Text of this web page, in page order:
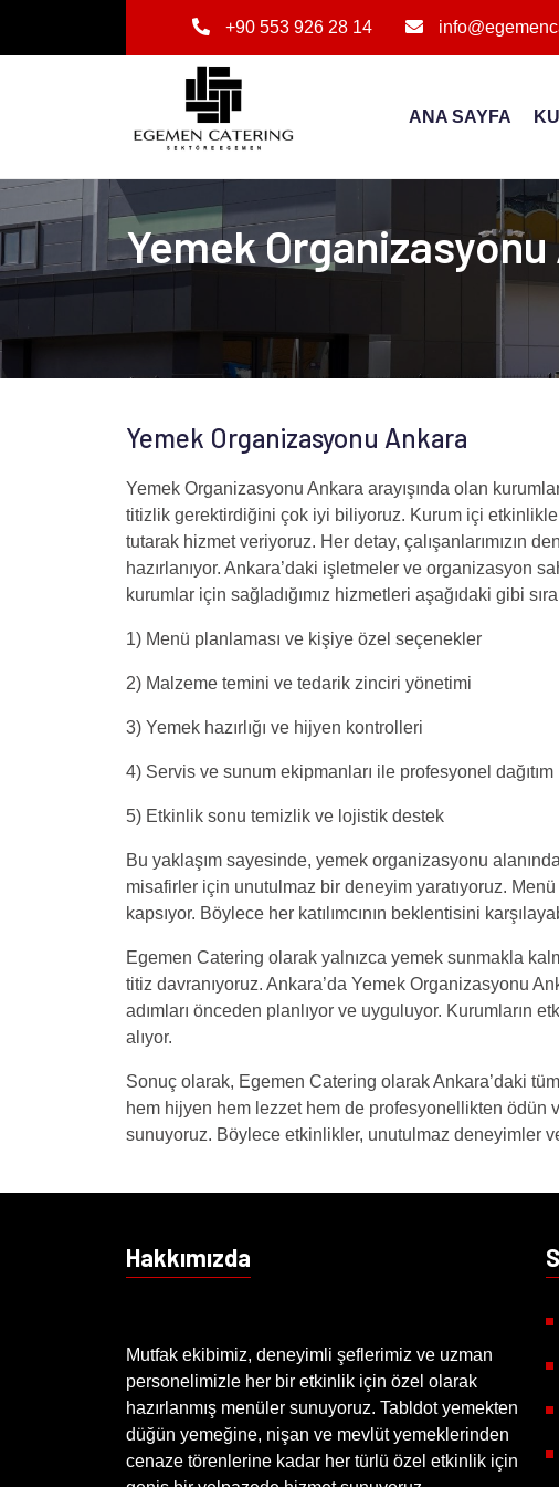
+90 553 926 28 14
ANA SAYFA
Yemek
Yemek Organizasyonu Ankara
Yemek Organizasyonu Ankara arayışında olan
titizlik gerektirdiğini çok iyi biliyoruz. Kurum içi
tutarak hizmet veriyoruz. Her detay, çalışanlarımızın
hazırlanıyor. Ankara’daki işletmeler ve organizasyon
kurumlar için sağladığımız hizmetleri aşağıdaki gibi
1) Menü planlaması ve kişiye özel seçenekler
2) Malzeme temini ve tedarik zinciri yönetimi
3) Yemek hazırlığı ve hijyen kontrolleri
4) Servis ve sunum ekipmanları ile profesyonel dağıtım
5) Etkinlik sonu temizlik ve lojistik destek
Bu yaklaşım sayesinde, yemek organizasyonu
misafirler için unutulmaz bir deneyim yaratıyoruz.
kapsıyor. Böylece her katılımcının beklentisini
Egemen Catering olarak yalnızca yemek sunmakla
titiz davranıyoruz. Ankara’da Yemek Organizasyonu
adımları önceden planlıyor ve uyguluyor. Kurumların
alıyor.
Sonuç olarak, Egemen Catering olarak Ankara’daki
hem hijyen hem lezzet hem de profesyonellikten ödün
sunuyoruz. Böylece etkinlikler, unutulmaz deneyimler
Hakkımızda
Mutfak ekibimiz, deneyimli şeflerimiz ve uzman
personelimizle her bir etkinlik için özel olarak
hazırlanmış menüler sunuyoruz. Tabldot yemekten
düğün yemeğine, nişan ve mevlüt yemeklerinden
cenaze törenlerine kadar her türlü özel etkinlik için